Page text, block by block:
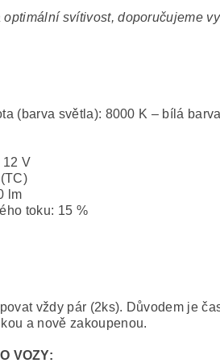
svítivost, doporučujeme
(barva světla): 8000 K – bílá
12 V
lm
toku: 15 %
vždy pár (2ks). Důvodem je
a nově zakoupenou.
VOZY: